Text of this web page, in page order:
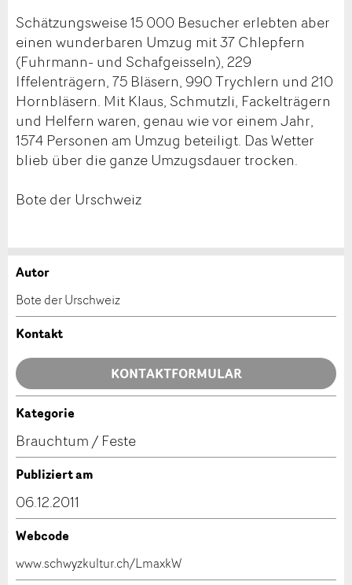
Schätzungsweise 15 000 Besucher erlebten aber
einen wunderbaren Umzug mit 37 Chlepfern
(Fuhrmann- und Schafgeisseln), 229
Iffelenträgern, 75 Bläsern, 990 Trychlern und 210
Hornbläsern. Mit Klaus, Schmutzli, Fackelträgern
und Helfern waren, genau wie vor einem Jahr,
1574 Personen am Umzug beteiligt. Das Wetter
blieb über die ganze Umzugsdauer trocken.
Bote der Urschweiz
Anzeige beanstanden
Ihr Feedback wird sehr geschätzt!
Allgemeines Feedback
Anzeige nicht mehr gültig
Anzeige unvollständig
Anzeige weiterempfehlen
Empfehlen Sie diese Anzeige an Freunde weiter.
* Eingabe erforderlich
Autor
Bote der Urschweiz
Kontakt
KONTAKTFORMULAR
Kontakt
Verfassen Sie eine Nachricht für die Kontaktpersonen
Kategorie
Brauchtum / Feste
Publiziert am
06.12.2011
Webcode
www.schwyzkultur.ch/LmaxkW